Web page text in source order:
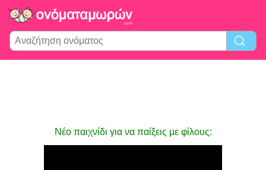
Νέο παιχνίδι για να παίξεις με φίλους: